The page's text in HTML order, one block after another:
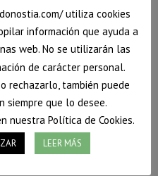
utiliza cookies
información que ayuda a
web. No se utilizarán las
de carácter personal.
rechazarlo, también puede
siempre que lo desee.
nuestra Política de Cookies.
LEER MÁS